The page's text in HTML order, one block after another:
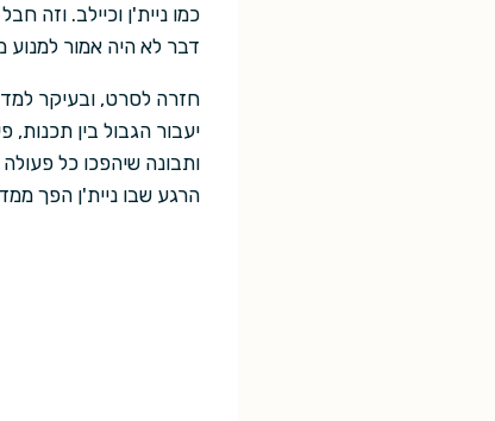
כמו ניית'ן וכיילב. וזה
דבר לא היה אמור למנוע
חזרה לסרט, ובעיקר
יעבור הגבול בין
ותבונה שיהפכו כל
הרגע שבו ניית'ן הפך